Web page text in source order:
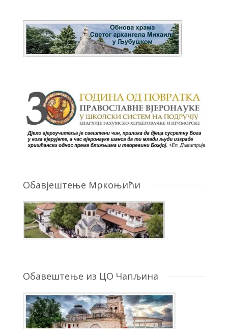
Обавјештење Мркоњићи
Обавештење из ЦО Чапљина